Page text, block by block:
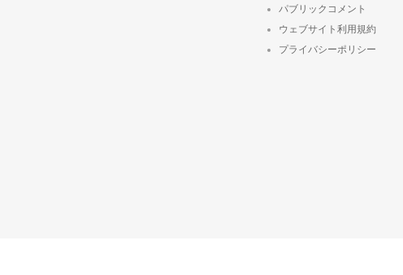
パブリックコメント
ウェブサイト利用規約
プライバシーポリシー